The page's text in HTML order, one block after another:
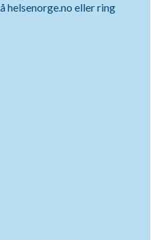
helsenorge.no eller ring